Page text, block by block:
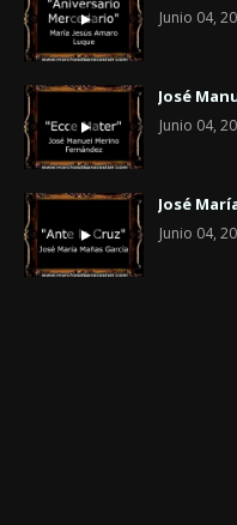
Junio 04,
José
Junio 04,
José
Junio 04,